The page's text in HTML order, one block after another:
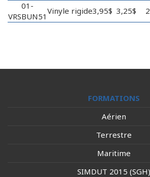
01-
VRSBUN51
Vinyle rigide3,95$ 3,25$
FORMATIONS
Aérien
Terrestre
Maritime
SIMDUT 2015 (SGH)